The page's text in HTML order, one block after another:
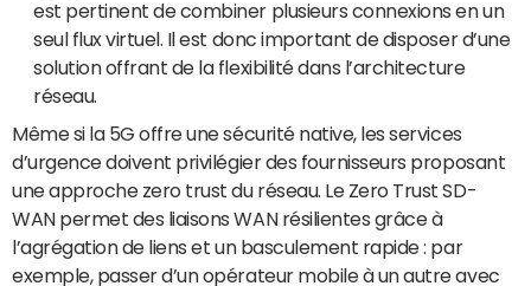
est pertinent de combiner plusieurs connexions en un
seul flux virtuel. Il est donc important de disposer d’une
solution offrant de la flexibilité dans l’architecture
réseau.
Même si la 5G offre une sécurité native, les services
d’urgence doivent privilégier des fournisseurs proposant
une approche zero trust du réseau. Le Zero Trust SD-
WAN permet des liaisons WAN résilientes grâce à
l’agrégation de liens et un basculement rapide : par
exemple, passer d’un opérateur mobile à un autre avec